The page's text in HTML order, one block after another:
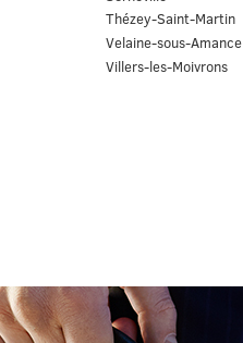
Thézey-Saint-Martin
Velaine-sous-Amance
Villers-les-Moivrons